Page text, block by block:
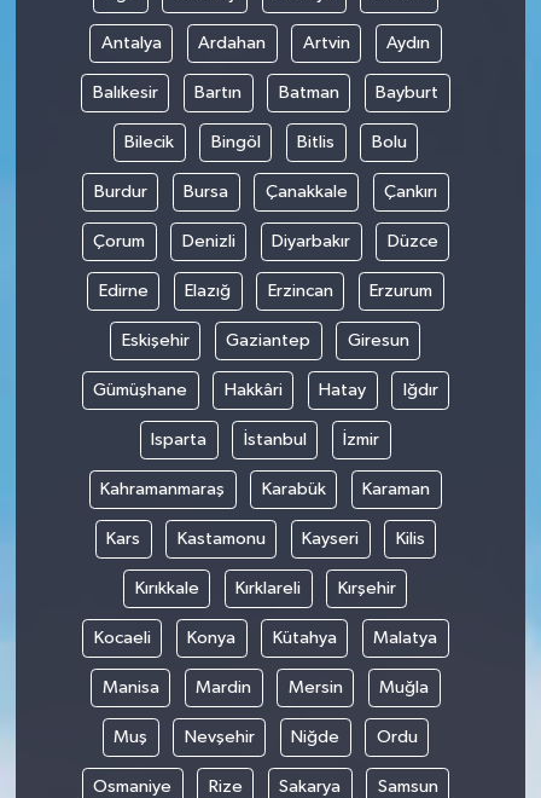
Antalya Ardahan Artvin Aydın
Balıkesir Bartın Batman Bayburt
Bilecik Bingöl Bitlis Bolu
Burdur Bursa Çanakkale Çankırı
Çorum Denizli Diyarbakır Düzce
Edirne Elazığ Erzincan Erzurum
Eskişehir Gaziantep Giresun
Gümüşhane Hakkâri Hatay Iğdır
Isparta İstanbul İzmir
Kahramanmaraş Karabük Karaman
Kars Kastamonu Kayseri Kilis
Kırıkkale Kırklareli Kırşehir
Kocaeli Konya Kütahya Malatya
Manisa Mardin Mersin Muğla
Muş Nevşehir Niğde Ordu
Osmaniye Rize Sakarya Samsun